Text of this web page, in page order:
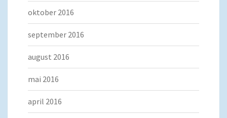
oktober 2016
september 2016
august 2016
mai 2016
april 2016